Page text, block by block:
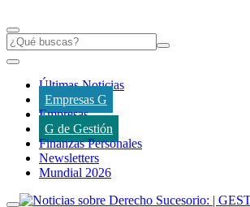
Últimas Noticias
Empresas G
Empresas
G de Gestión
Finanzas Personales
Newsletters
Mundial 2026